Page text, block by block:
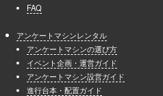
FAQ
アンケートマシンレンタル
アンケートマシンの選び方
イベント企画・運営ガイド
アンケートマシン設営ガイド
進行台本・配置ガイド